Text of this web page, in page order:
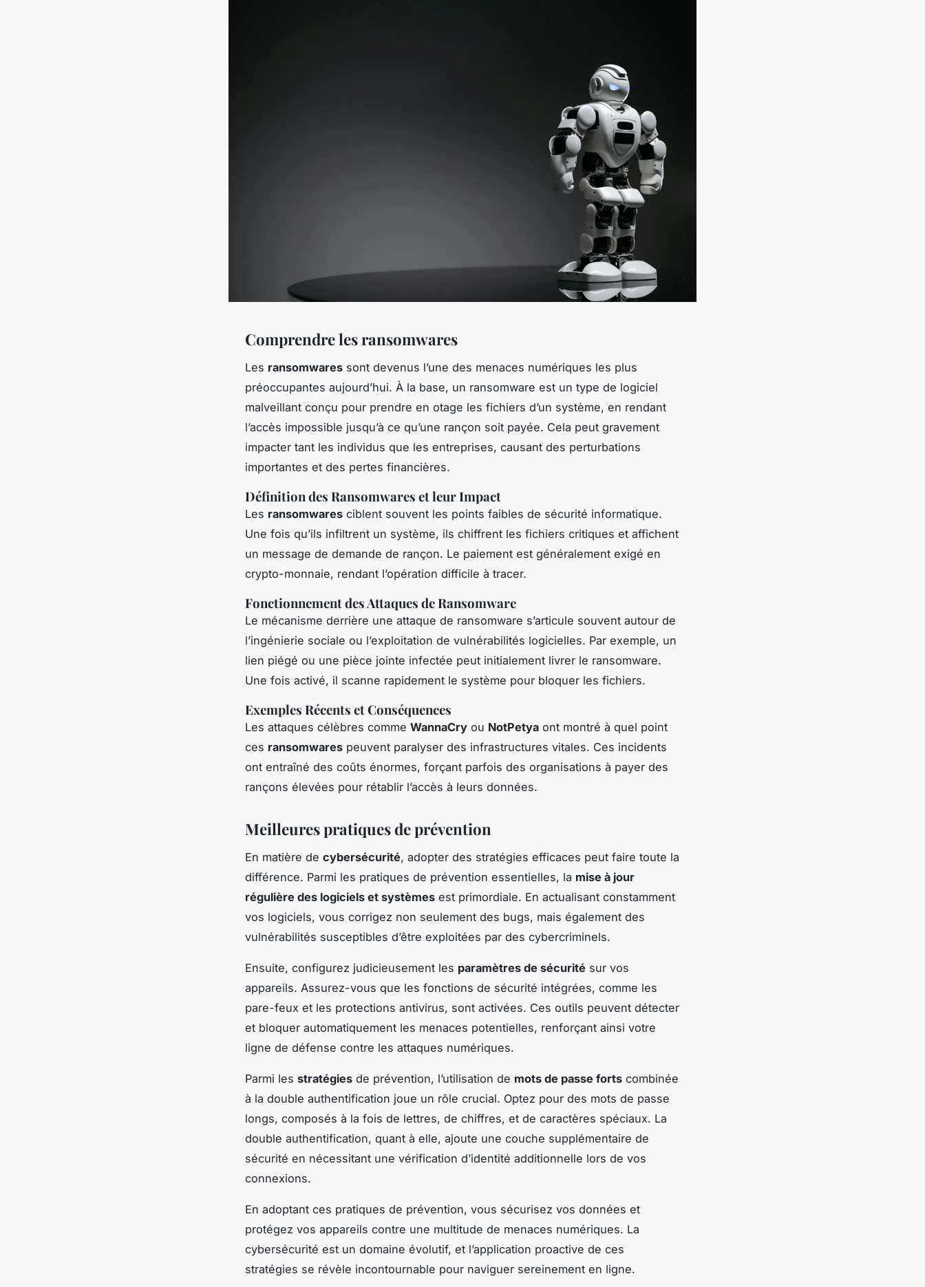
Comprendre les ransomwares
Les ransomwares sont devenus l’une des menaces numériques les plus
préoccupantes aujourd’hui. À la base, un ransomware est un type de logiciel
malveillant conçu pour prendre en otage les fichiers d’un système, en rendant
l’accès impossible jusqu’à ce qu’une rançon soit payée. Cela peut gravement
impacter tant les individus que les entreprises, causant des perturbations
importantes et des pertes financières.
Définition des Ransomwares et leur Impact
Les ransomwares ciblent souvent les points faibles de sécurité informatique.
Une fois qu’ils infiltrent un système, ils chiffrent les fichiers critiques et affichent
un message de demande de rançon. Le paiement est généralement exigé en
crypto-monnaie, rendant l’opération difficile à tracer.
Fonctionnement des Attaques de Ransomware
Le mécanisme derrière une attaque de ransomware s’articule souvent autour de
l’ingénierie sociale ou l’exploitation de vulnérabilités logicielles. Par exemple, un
lien piégé ou une pièce jointe infectée peut initialement livrer le ransomware.
Une fois activé, il scanne rapidement le système pour bloquer les fichiers.
Exemples Récents et Conséquences
Les attaques célèbres comme WannaCry ou NotPetya ont montré à quel point
ces ransomwares peuvent paralyser des infrastructures vitales. Ces incidents
ont entraîné des coûts énormes, forçant parfois des organisations à payer des
rançons élevées pour rétablir l’accès à leurs données.
Meilleures pratiques de prévention
En matière de cybersécurité, adopter des stratégies efficaces peut faire toute la
différence. Parmi les pratiques de prévention essentielles, la mise à jour
régulière des logiciels et systèmes est primordiale. En actualisant constamment
vos logiciels, vous corrigez non seulement des bugs, mais également des
vulnérabilités susceptibles d’être exploitées par des cybercriminels.
Ensuite, configurez judicieusement les paramètres de sécurité sur vos
appareils. Assurez-vous que les fonctions de sécurité intégrées, comme les
pare-feux et les protections antivirus, sont activées. Ces outils peuvent détecter
et bloquer automatiquement les menaces potentielles, renforçant ainsi votre
ligne de défense contre les attaques numériques.
Parmi les stratégies de prévention, l’utilisation de mots de passe forts combinée
à la double authentification joue un rôle crucial. Optez pour des mots de passe
longs, composés à la fois de lettres, de chiffres, et de caractères spéciaux. La
double authentification, quant à elle, ajoute une couche supplémentaire de
sécurité en nécessitant une vérification d’identité additionnelle lors de vos
connexions.
En adoptant ces pratiques de prévention, vous sécurisez vos données et
protégez vos appareils contre une multitude de menaces numériques. La
cybersécurité est un domaine évolutif, et l’application proactive de ces
stratégies se révèle incontournable pour naviguer sereinement en ligne.